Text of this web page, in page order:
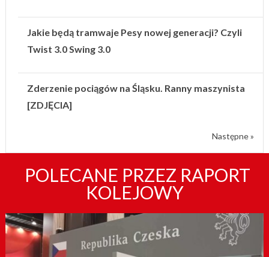
Jakie będą tramwaje Pesy nowej generacji? Czyli
Twist 3.0 Swing 3.0
Zderzenie pociągów na Śląsku. Ranny maszynista
[ZDJĘCIA]
Następne »
POLECANE PRZEZ RAPORT
KOLEJOWY